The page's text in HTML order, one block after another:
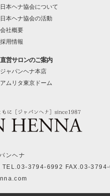
日本ヘナ協会について
日本ヘナ協会の活動
会社概要
採用情報
直営サロンのご案内
ジャパンヘナ本店
アムリタ東京ドーム
ンヘナ
TEL.03-3794-6992 FAX.03-